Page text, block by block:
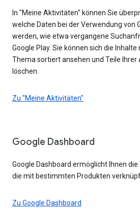
In "Meine Aktivitäten" können Sie
welche Daten bei der Verwendung von
werden, wie etwa vergangene
Google Play. Sie können sich die Inhalte
Thema sortiert ansehen und Teile Ihrer
löschen.
Zu "Meine Aktivitäten"
Google Dashboard
Google Dashboard ermöglicht Ihnen
die mit bestimmten Produkten
Zu Google Dashboard